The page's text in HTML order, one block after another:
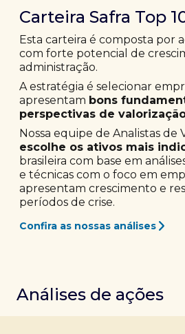
Carteira Safra Top
Esta carteira é composta por
com forte potencial de
administração.
A estratégia é selecionar
apresentam bons
perspectivas de
Nossa equipe de Analistas de
escolhe os ativos mais
brasileira com base em
e técnicas com o foco em
apresentam crescimento e
períodos de crise.
Confira as nossas análises
Análises de ações